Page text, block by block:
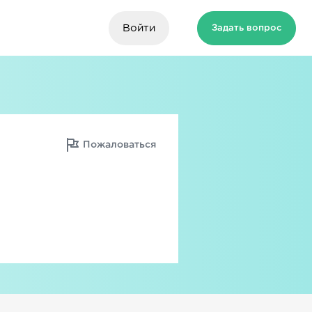
Войти Задать вопрос
Пожаловаться